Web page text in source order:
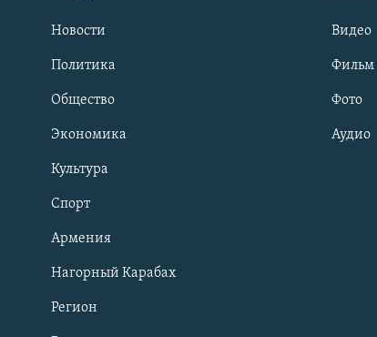
Новости
Политика
Общество
Экономика
Культура
Спорт
Армения
Нагорный Карабах
Регион
Видео
Фильм
Фото
Аудио